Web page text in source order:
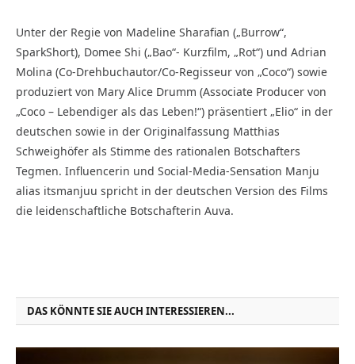
Unter der Regie von Madeline Sharafian („Burrow“,
SparkShort), Domee Shi („Bao“- Kurzfilm, „Rot“) und Adrian
Molina (Co-Drehbuchautor/Co-Regisseur von „Coco“) sowie
produziert von Mary Alice Drumm (Associate Producer von
„Coco – Lebendiger als das Leben!“) präsentiert „Elio“ in der
deutschen sowie in der Originalfassung Matthias
Schweighöfer als Stimme des rationalen Botschafters
Tegmen. Influencerin und Social-Media-Sensation Manju
alias itsmanjuu spricht in der deutschen Version des Films
die leidenschaftliche Botschafterin Auva.
DAS KÖNNTE SIE AUCH INTERESSIEREN...